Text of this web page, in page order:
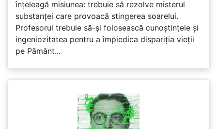
înțeleagă misiunea: trebuie să rezolve misterul
substanței care provoacă stingerea soarelui.
Profesorul trebuie să-și folosească cunoștințele și
ingeniozitatea pentru a împiedica dispariția vieții
pe Pământ...